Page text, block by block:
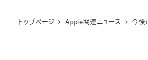
トップページ Apple関連ニュース 今後